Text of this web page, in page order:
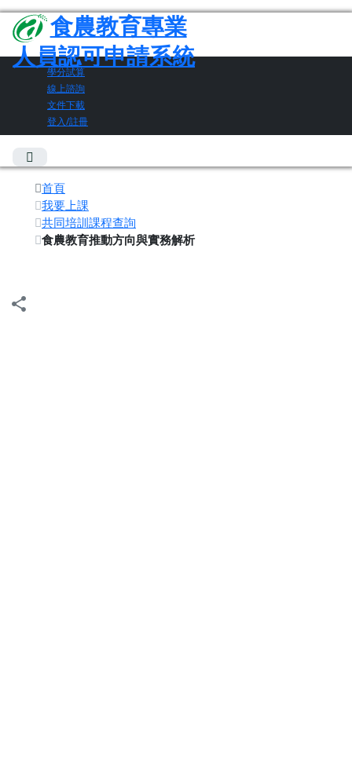
食農教育專業
人員認可申請系統
學分試算
線上諮詢
文件下載
登入/註冊
首頁
我要上課
共同培訓課程查詢
食農教育推動方向與實務解析
share